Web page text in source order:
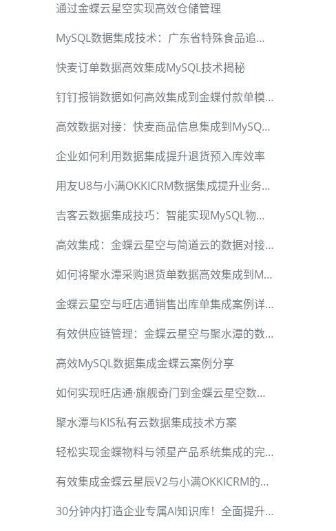
通过金蝶云星空实现高效仓储管理
MySQL数据集成技术：广东省特殊食品追溯平台实施方案
快麦订单数据高效集成MySQL技术揭秘
钉钉报销数据如何高效集成到金蝶付款单模块
高效数据对接：快麦商品信息集成到MySQL的技术解析
企业如何利用数据集成提升退货预入库效率
用友U8与小满OKKICRM数据集成提升业务效率
吉客云数据集成技巧：智能实现MySQL物料信息查询
高效集成：金蝶云星空与简道云的数据对接方案
如何将聚水潭采购退货单数据高效集成到MySQL
金蝶云星空与旺店通销售出库单集成案例详解
有效供应链管理：金蝶云星空与聚水潭的数据集成
高效MySQL数据集成金蝶云案例分享
如何实现旺店通·旗舰奇门到金蝶云星空数据集成
聚水潭与KIS私有云数据集成技术方案
轻松实现金蝶物料与领星产品系统集成的完美方案
有效集成金蝶云星辰V2与小满OKKICRM的解决方案
30分钟内打造企业专属AI知识库！全面提升企业信息化水平